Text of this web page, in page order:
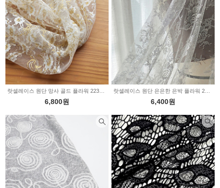
6,800원 6,400원